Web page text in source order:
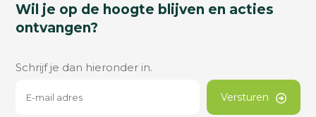
Wil je op de hoogte blijven en acties
ontvangen?
Schrijf je dan hieronder in.
Versturen